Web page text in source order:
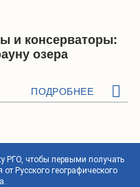
и консерваторы:
озера
ПОДРОБНЕЕ
РГО, чтобы первыми получать
Русского географического